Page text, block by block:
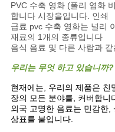
뉴
스
인
용
PVC 수축 영화 (폴리 염화
합니다 시장을입니다. 인쇄
급료 pvc 수축 영화는 널리
재료의 1개의 종류입니다
음식 음료 및 다른 사람과
우리는 무엇 하고 있습니까?
현재에는, 우리의 제품은 친
장의 모든 분야를, 커버합니
외국 고명한 음료는 민감한,
상표를 붙입니다.